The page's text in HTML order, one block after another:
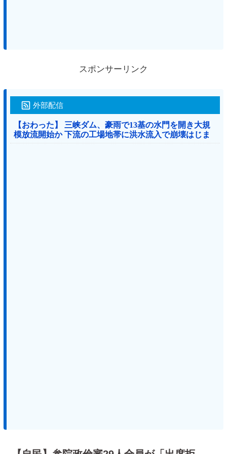
スポンサーリンク
外部配信
【おわった】 三峡ダム、豪雨で13基の水門を開き大規
模放流開始か 下流の工場地帯に洪水流入で崩壊はじま
る